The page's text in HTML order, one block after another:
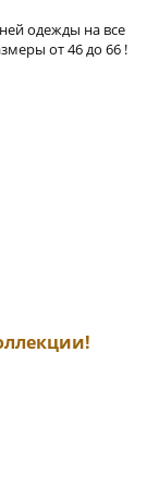
одежды на все
от 46 до 66 !